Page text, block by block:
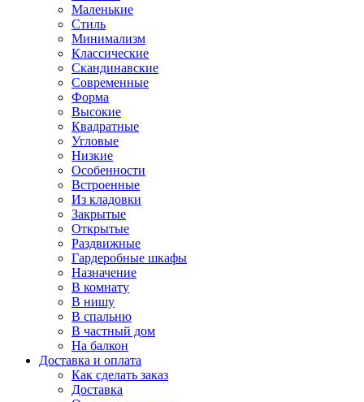
Маленькие
Стиль
Минимализм
Классические
Скандинавские
Современные
Форма
Высокие
Квадратные
Угловые
Низкие
Особенности
Встроенные
Из кладовки
Закрытые
Открытые
Раздвижные
Гардеробные шкафы
Назначение
В комнату
В нишу
В спальню
В частный дом
На балкон
Доставка и оплата
Как сделать заказ
Доставка